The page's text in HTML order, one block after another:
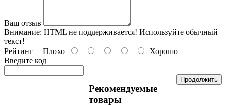
Ваш отзыв
Внимание: HTML не поддерживается! Используйте обычный
текст!
Рейтинг Плохо
Хорошо
Введите код
Продолжить
Рекомендуемые
товары